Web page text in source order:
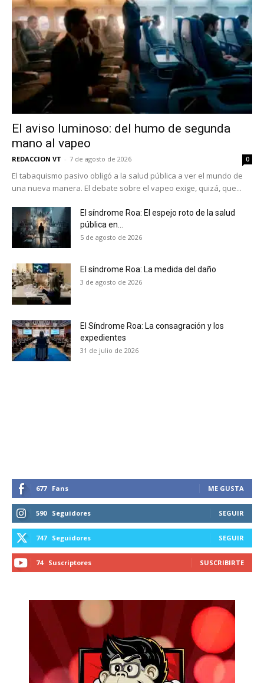
No te pierdas de las
receive all the news of vaping and
tobacco harm reduction in your email.
SUBSCRIBIRSE
El aviso luminoso: del humo de segunda
mano al vapeo
REDACCION VT - 7 de agosto de 2026 0
El tabaquismo pasivo obligó a la salud pública a ver el mundo de
una nueva manera. El debate sobre el vapeo exige, quizá, que...
El síndrome Roa: El espejo roto de la salud
pública en...
5 de agosto de 2026
El síndrome Roa: La medida del daño
3 de agosto de 2026
El Síndrome Roa: La consagración y los
expedientes
31 de julio de 2026
677 Fans ME GUSTA
590 Seguidores SEGUIR
747 Seguidores SEGUIR
74 Suscriptores SUSCRIBIRTE